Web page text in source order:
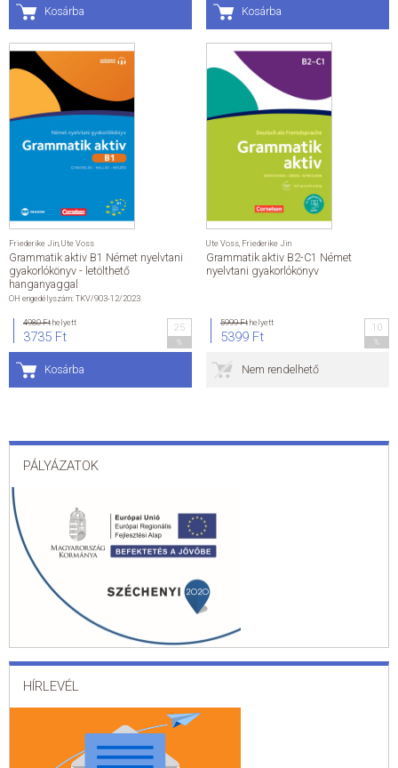
Kosárba Kosárba
Friederike Jin Ute Voss
Grammatik aktiv B1 Német nyelvtani
gyakorlókönyv - letölthető
hanganyaggal
OH engedélyszám: TKV/903-12/2023
4980 Fthelyett
3735 Ft
25
Kosárba
Ute Voss Friederike Jin
Grammatik aktiv B2-C1 Német
nyelvtani gyakorlókönyv
5999 Fthelyett
5399 Ft
10
Nem rendelhető
PÁLYÁZATOK
HÍRLEVÉL
KAPCSOLAT